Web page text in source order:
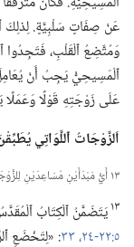
عَنْ صِفَاتٍ سَلْبِيَّةٍ.‏ لِذلِكَ
وَمُتَّضِعُ ٱلْقَلْبِ،‏ فَتَجِدُوا
ٱلْمَسِيحِيُّ يَجِبُ أَنْ
عَلَى زَوْجَتِهِ قَوْلًا
اَلزَّوْجَاتُ ٱللَّوَاتِي
١٣ أَيُّ مَبْدَأَيْنِ مُسَاعِدَيْنِ لِلزَّوْجَاتِ يَتَضَمَّنُهُمَا ٱلْكِتَابُ ٱلْمُقَدَّسُ؟‏
١٣يَتَضَمَّنُ ٱلْكِتَابُ
٥:‏٢٢-‏٢٤،‏
‏:‏ «لِتَخْضَعِ